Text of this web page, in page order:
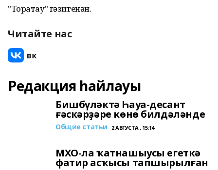
"Торатау" гәзитенән.
Читайте нас
Редакция һайлауы
Бишбүләктә Һауа-десант
ғәскәрҙәре көнө билдәләнде
Общие статьи 2 АВГУСТА , 15:14
МХО-ла ҡатнашыусы егеткә
фатир асҡысы тапшырылған